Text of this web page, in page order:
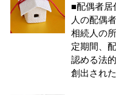
■配偶者居
人の配偶
相続人の
定期間、
認める法
創出され